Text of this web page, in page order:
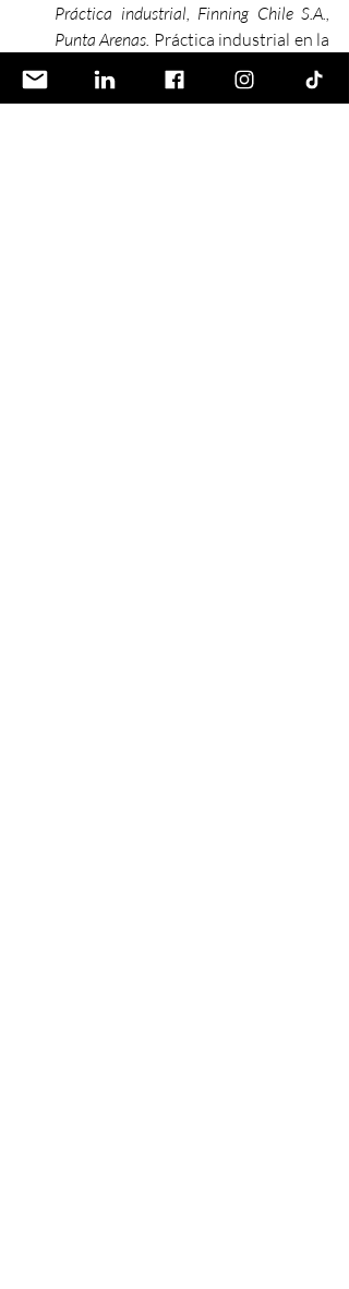
Práctica industrial, Finning Chile S.A.,
Punta Arenas. Práctica industrial en la
mantención de maquinaria pesada,
como requisito parcial para el título